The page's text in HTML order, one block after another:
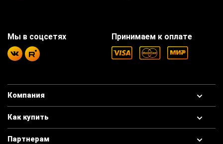
Компания
Как купить
Партнерам
Принимаем к оплате
Мы в соцсетях